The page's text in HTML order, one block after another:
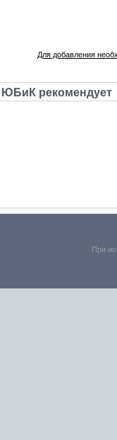
Для добавления
ЮБиК рекомендует
При